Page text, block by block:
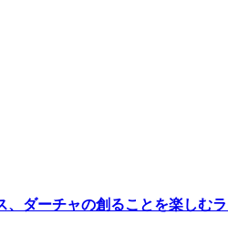
ダーチャの創ることを楽しむ